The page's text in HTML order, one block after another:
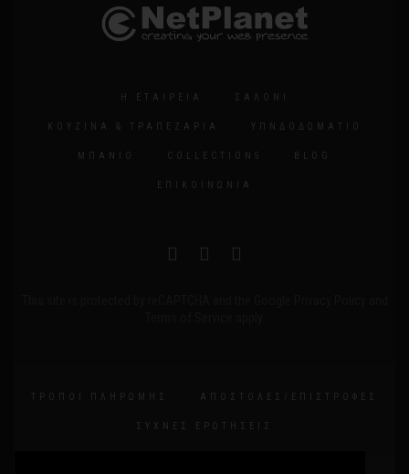
Η ΕΤΑΙΡΕΊΑ ΣΑΛΌΝΙ
ΚΟΥΖΊΝΑ & ΤΡΑΠΕΖΑΡΊΑ ΥΠΝΔΟΔΩΜΆΤΙΟ
ΜΠΆΝΙΟ COLLECTIONS BLOG
ΕΠΙΚΟΙΝΩΝΊΑ
ΤΡΌΠΟΙ ΠΛΗΡΩΜΉΣ ΑΠΟΣΤΟΛΈΣ/ΕΠΙΣΤΡΟΦΈΣ
ΣΥΧΝΈΣ ΕΡΩΤΉΣΕΙΣ